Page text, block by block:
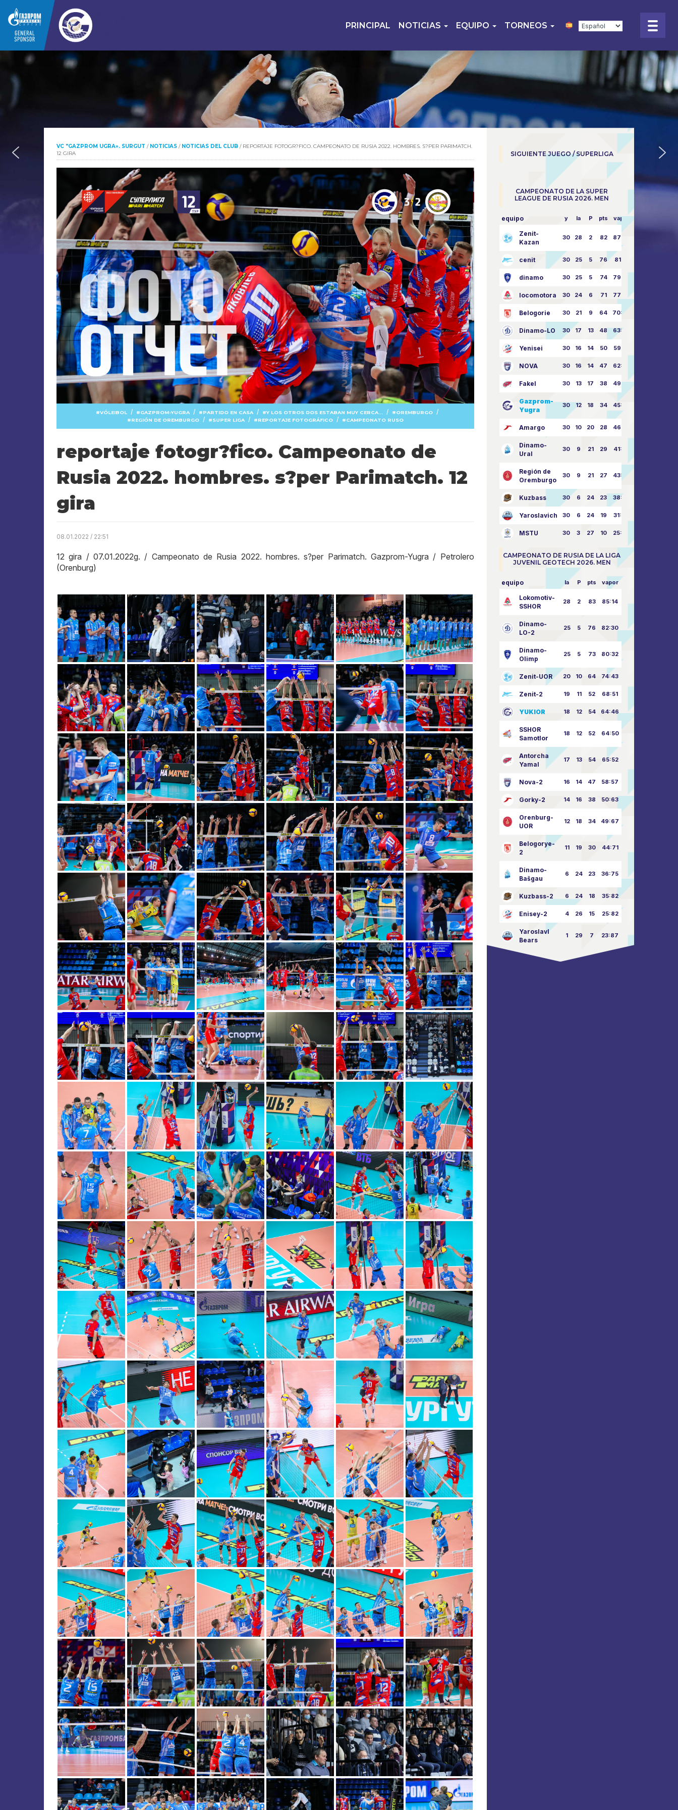
PRINCIPAL NOTICIAS EQUIPO TORNEOS
VC "GAZPROM UGRA». SURGUT / NOTICIAS / NOTICIAS DEL CLUB / REPORTAJE FOTOGR?FICO. CAMPEONATO DE RUSIA 2022. HOMBRES. S?PER PARIMATCH.
12 GIRA
VÓLEIBOL / GAZPROM-YUGRA / PARTIDO EN CASA / Y LOS OTROS DOS ESTABAN MUY CERCA... / OREMBURGO /
REGIÓN DE OREMBURGO / SUPER LIGA / REPORTAJE FOTOGRÁFICO / CAMPEONATO RUSO
reportaje fotogr?fico. Campeonato de
Rusia 2022. hombres. s?per Parimatch. 12
gira
08.01.2022 / 22:51
12 gira / 07.01.2022g. / Campeonato de Rusia 2022. hombres. s?per Parimatch. Gazprom-Yugra / Petrolero
(Orenburg)
SIGUIENTE JUEGO / SUPERLIGA
CAMPEONATO DE LA SUPER
LEAGUE DE RUSIA 2026. MEN
equipo y la P pts vapor
Zenit-
Kazan
30 28 2 82 87:24
cenit 30 25 5 76 81:21
dinamo 30 25 5 74 79:26
locomotora 30 24 6 71 77:33
Belogorie 30 21 9 64 70:40
Dinamo-LO 30 17 13 48 63:57
Yenisei 30 16 14 50 59:53
NOVA 30 16 14 47 62:58
Fakel 30 13 17 38 49:62
Gazprom-
Yugra
30 12 18 34 45:63
Amargo 30 10 20 28 46:73
Dinamo-
Ural
30 9 21 29 41:70
Región de
Oremburgo
30 9 21 27 43:73
Kuzbass 30 6 24 23 38:76
Yaroslavich 30 6 24 19 31:80
MSTU 30 3 27 10 25:87
CAMPEONATO DE RUSIA DE LA LIGA
JUVENIL GEOTECH 2026. MEN
equipo la P pts vapor
Lokomotiv-
SSHOR
28 2 83 85:14
Dinamo-
LO-2
25 5 76 82:30
Dinamo-
Olimp
25 5 73 80:32
Zenit-UOR 20 10 64 74:43
Zenit-2 19 11 52 68:51
YUKIOR 18 12 54 64:46
SSHOR
Samotlor
18 12 52 64:50
Antorcha
Yamal
17 13 54 65:52
Nova-2 16 14 47 58:57
Gorky-2 14 16 38 50:63
Orenburg-
UOR
12 18 34 49:67
Belogorye-
2
11 19 30 44:71
Dinamo-
Bašgau
6 24 23 36:75
Kuzbass-2 6 24 18 35:82
Enisey-2 4 26 15 25:82
Yaroslavl
Bears
1 29 7 23:87